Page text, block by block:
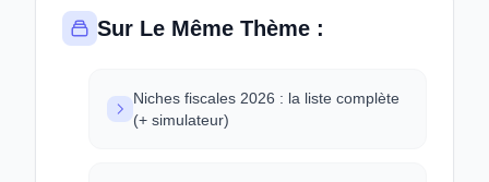
Sur Le Même Thème :
Niches fiscales 2026 : la liste complète
(+ simulateur)